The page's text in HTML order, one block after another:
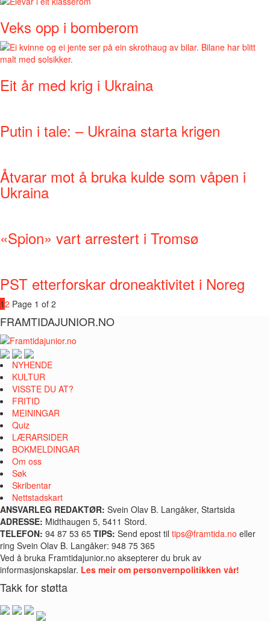
Veks opp i bomberom
Eit år med krig i Ukraina
Putin i tale: – Ukraina starta krigen
Åtvarar mot å bruka kulde som våpen i
Ukraina
«Spion» vart arrestert i Tromsø
PST etterforskar droneaktivitet i Noreg
12 Page 1 of 2
FRAMTIDAJUNIOR.NO
NYHENDE
KULTUR
VISSTE DU AT?
FRITID
MEININGAR
Quiz
LÆRARSIDER
BOKMELDINGAR
Om oss
Søk
Skribentar
Nettstadskart
ANSVARLEG REDAKTØR: Svein Olav B. Langåker, Startsida
ADRESSE: Midthaugen 5, 5411 Stord.
TELEFON: 94 87 53 65 TIPS: Send epost til tips@framtida.no eller
ring Svein Olav B. Langåker: 948 75 365
Ved å bruka Framtidajunior.no aksepterer du bruk av
informasjonskapslar. Les meir om personvernpolitikken vår!
Takk for støtta